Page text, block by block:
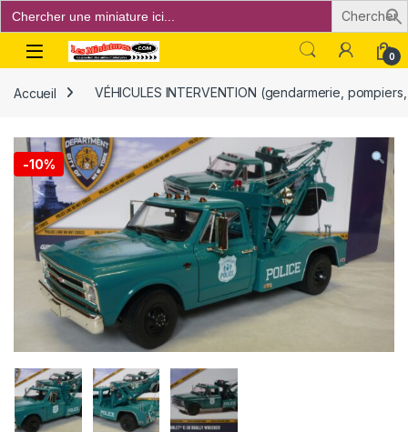
Search
for:
Open 0
Accueil VÉHICULES INTERVENTION (gendarmerie,
-10%